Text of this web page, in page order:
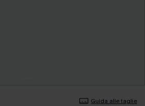
Guida alle taglie